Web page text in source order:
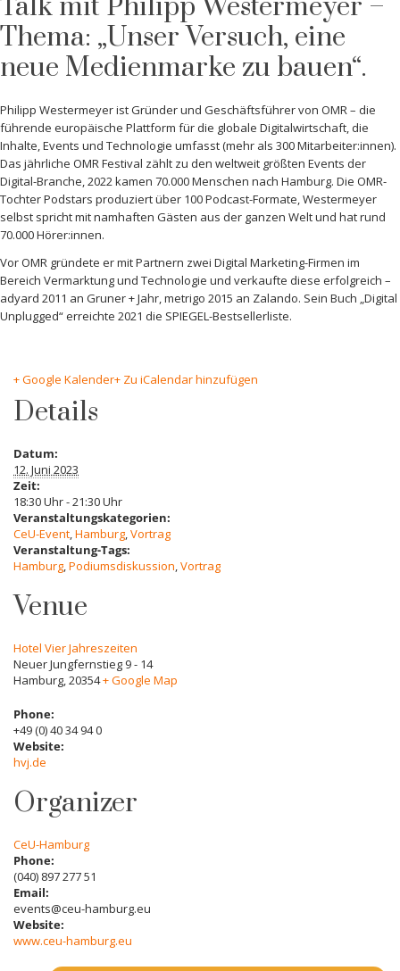
Talk mit Philipp Westermeyer –
Thema: „Unser Versuch, eine
neue Medienmarke zu bauen“.
Philipp Westermeyer ist Gründer und Geschäftsführer von OMR – die
führende europäische Plattform für die globale Digitalwirtschaft, die
Inhalte, Events und Technologie umfasst (mehr als 300 Mitarbeiter:innen).
Das jährliche OMR Festival zählt zu den weltweit größten Events der
Digital-Branche, 2022 kamen 70.000 Menschen nach Hamburg. Die OMR-
Tochter Podstars produziert über 100 Podcast-Formate, Westermeyer
selbst spricht mit namhaften Gästen aus der ganzen Welt und hat rund
70.000 Hörer:innen.
Vor OMR gründete er mit Partnern zwei Digital Marketing-Firmen im
Bereich Vermarktung und Technologie und verkaufte diese erfolgreich –
adyard 2011 an Gruner + Jahr, metrigo 2015 an Zalando. Sein Buch „Digital
Unplugged“ erreichte 2021 die SPIEGEL-Bestsellerliste.
+ Google Kalender+ Zu iCalendar hinzufügen
Details
Datum:
12. Juni 2023
Zeit:
18:30 Uhr - 21:30 Uhr
Veranstaltungskategorien:
CeU-Event,Hamburg,Vortrag
Veranstaltung-Tags:
Hamburg,Podiumsdiskussion,Vortrag
Venue
Hotel Vier Jahreszeiten
Neuer Jungfernstieg 9 - 14
Hamburg,20354+ Google Map
Phone:
+49 (0) 40 34 94 0
Website:
hvj.de
Organizer
CeU-Hamburg
Phone:
(040) 897 277 51
Email:
events@ceu-hamburg.eu
Website:
www.ceu-hamburg.eu